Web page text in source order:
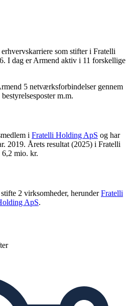
som stifter i Fratelli
I dag er Armend aktiv i 11 forskellige
5 netværksforbindelser gennem
m.m.
i Fratelli Holding ApS og har
2019. Årets resultat (2025) i Fratelli
mio. kr.
2 virksomheder, herunderFratelli
ApS.